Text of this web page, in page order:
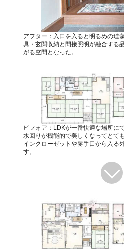
アフター：入口を入ると明るめの珪
具・玄関収納と間接照明が融合する
がる空間となった。
ビフォア：LDKが一番快適な場所に
水回りが機能的で美しくなってとて
インクローゼットや勝手口から入る
す。